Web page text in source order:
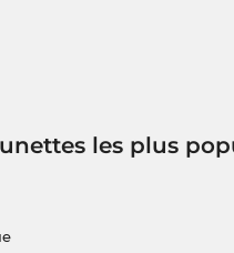
les plus